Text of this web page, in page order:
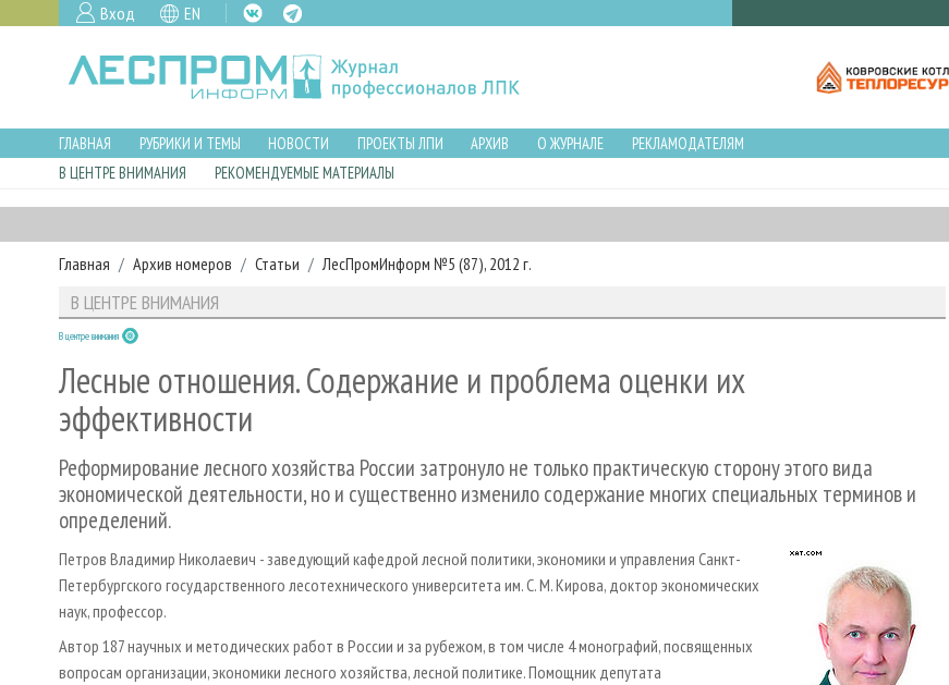
Вход EN
ГЛАВНАЯ РУБРИКИ И ТЕМЫ НОВОСТИ ПРОЕКТЫ ЛПИ АРХИВ О ЖУРНАЛЕ
РЕКЛАМОДАТЕЛЯМ
В ЦЕНТРЕ ВНИМАНИЯ
РЕКОМЕНДУЕМЫЕ МАТЕРИАЛЫ
Главная Архив номеров Статьи ЛесПромИнформ №5 (87), 2012 г.
В ЦЕНТРЕ ВНИМАНИЯ
В центре внимания
Лесные отношения. Содержание и проблема оценки их
эффективности
Реформирование лесного хозяйства России затронуло не только практическую сторону этого вида
экономической деятельности, но и существенно изменило содержание многих специальных терминов и
определений.
Петров Владимир Николаевич - заведующий кафедрой лесной политики, экономики и управления Санкт-
Петербургского государственного лесотехнического университета им. С. М. Кирова, доктор экономических
наук, профессор.
Автор 187 научных и методических работ в России и за рубежом, в том числе 4 монографий, посвященных
вопросам организации, экономики лесного хозяйства, лесной политике. Помощник депутата